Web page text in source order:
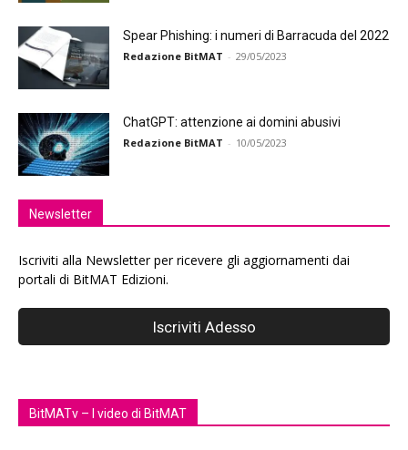
Spear Phishing: i numeri di Barracuda del 2022
Redazione BitMAT - 29/05/2023
ChatGPT: attenzione ai domini abusivi
Redazione BitMAT - 10/05/2023
Newsletter
Iscriviti alla Newsletter per ricevere gli aggiornamenti dai
portali di BitMAT Edizioni.
BitMATv – I video di BitMAT